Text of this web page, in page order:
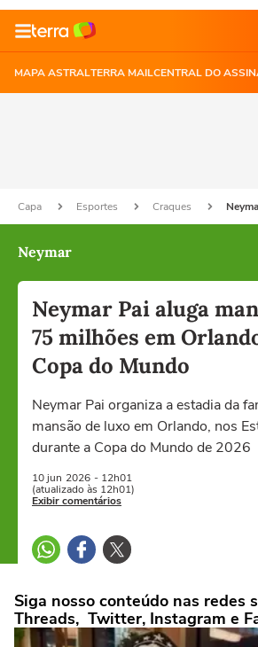
MAPA ASTRALTERRA MAILCENTRAL DO
Capa Esportes Craques
Neymar
Neymar Pai aluga
75 milhões em
Copa do Mundo
Neymar Pai organiza a estadia da
mansão de luxo em Orlando, nos
durante a Copa do Mundo de 2026
10 jun 2026 - 12h01
(atualizado às 12h01)
Exibir comentários
Siga nosso conteúdo nas redes
Threads, Twitter, Instagram e